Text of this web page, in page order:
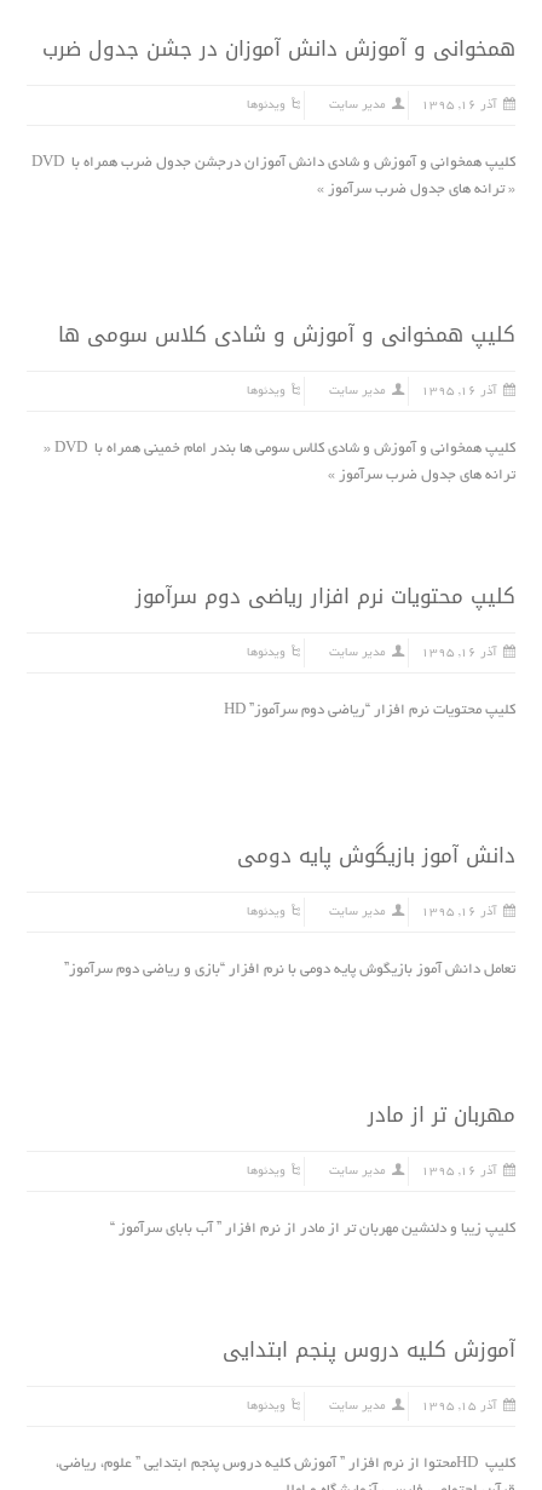
همخوانی و آموزش دانش آموزان در جشن جدول ضرب
آذر ۱۶, ۱۳۹۵ مدیر سایت ویدئوها
کلیپ همخوانی و آموزش و شادی دانش آموزان درجشن جدول ضرب همراه با DVD
« ترانه هاى جدول ضرب سرآموز »
کلیپ همخوانی و آموزش و شادی کلاس سومی ها
آذر ۱۶, ۱۳۹۵ مدیر سایت ویدئوها
کلیپ همخوانی و آموزش و شادی کلاس سومی ها بندر امام خمینی همراه با DVD «
ترانه هاى جدول ضرب سرآموز »
کلیپ محتویات نرم افزار ریاضى دوم سرآموز
آذر ۱۶, ۱۳۹۵ مدیر سایت ویدئوها
کلیپ محتویات نرم افزار “ریاضى دوم سرآموز” HD
دانش آموز بازیگوش پایه دومی
آذر ۱۶, ۱۳۹۵ مدیر سایت ویدئوها
تعامل دانش آموز بازیگوش پایه دومی با نرم افزار “بازى و ریاضى دوم سرآموز”
مهربان تر از مادر
آذر ۱۶, ۱۳۹۵ مدیر سایت ویدئوها
کلیپ زیبا و دلنشین مهربان تر از مادر از نرم افزار ” آب بابای سرآموز “
آموزش کلیه دروس پنجم ابتدایى
آذر ۱۵, ۱۳۹۵ مدیر سایت ویدئوها
کلیپ HDمحتوا از نرم افزار ” آموزش کلیه دروس پنجم ابتدایى ” علوم، ریاضى،